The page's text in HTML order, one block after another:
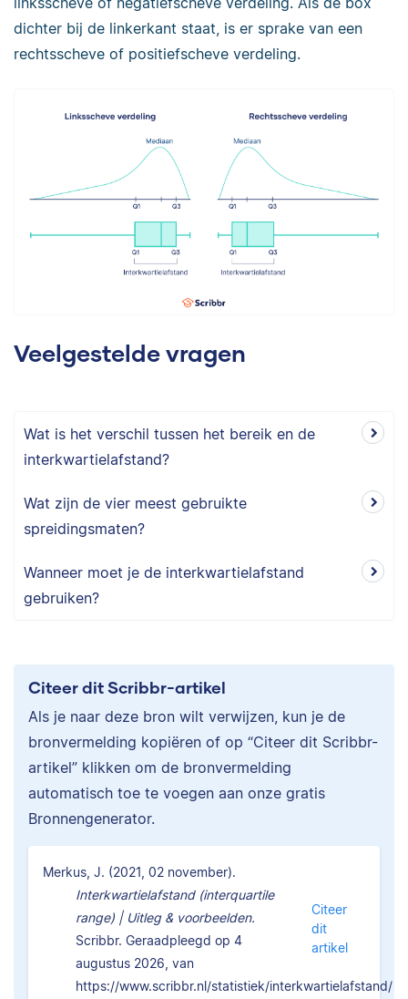
dichter bij de linkerkant staat, is er sprake van een
rechtsscheve of positiefscheve verdeling.
Veelgestelde vragen
Wat is het verschil tussen het bereik en de
interkwartielafstand?
Wat zijn de vier meest gebruikte
spreidingsmaten?
Wanneer moet je de interkwartielafstand
gebruiken?
Citeer dit Scribbr-artikel
Als je naar deze bron wilt verwijzen, kun je de
bronvermelding kopiëren of op “Citeer dit Scribbr-
artikel” klikken om de bronvermelding
automatisch toe te voegen aan onze gratis
Bronnengenerator.
Merkus, J. (2021, 02 november).
Interkwartielafstand (interquartile
range) | Uitleg & voorbeelden.
Scribbr. Geraadpleegd op 4
augustus 2026, van
https://www.scribbr.nl/statistiek/interkwartielafstand/
Citeer
dit
artikel